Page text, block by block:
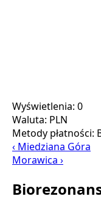
Wyświetlenia: 0
Waluta: PLN
Metody płatności:
‹ Miedziana Góra
Morawica ›